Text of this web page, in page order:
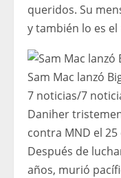
queridos. Su
y también lo es el
Sam Mac lanzó
7 noticias/7
Daniher
contra MND el
Después de
años, murió